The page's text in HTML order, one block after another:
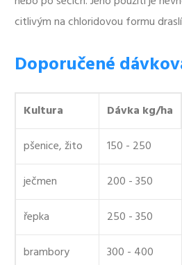
citlivým na chloridovou formu
Doporučené
Kultura
Dávka kg/ha
pšenice, žito
150 - 250
ječmen
200 - 350
řepka
250 - 350
brambory
300 - 400